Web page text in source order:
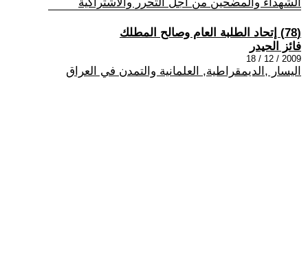
(78) إتحاد الطلبة العام وصالح المطلك
فائز الحيدر
2009 / 12 / 18
اليسار ,الديمقراطية, العلمانية والتمدن في العراق